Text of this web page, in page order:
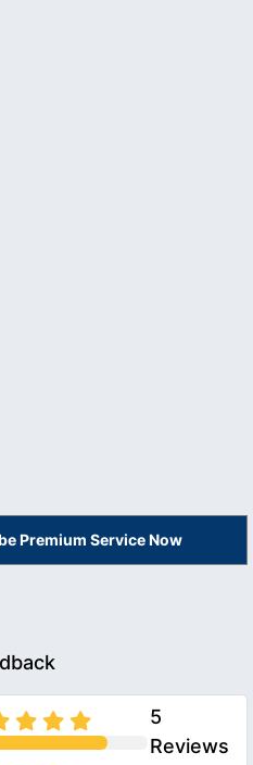
Premium Service Now
5
Reviews